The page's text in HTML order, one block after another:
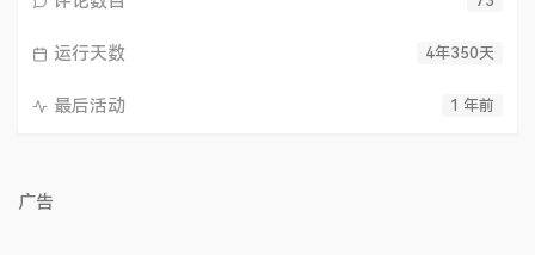
4年350天
运行天数
1 年前
最后活动
广告